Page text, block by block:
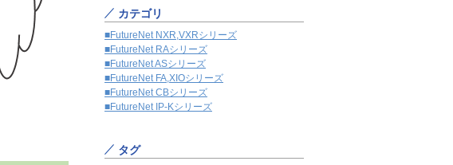
カテゴリ
■FutureNet NXR,VXRシリーズ
■FutureNet RAシリーズ
■FutureNet ASシリーズ
■FutureNet FA,XIOシリーズ
■FutureNet CBシリーズ
■FutureNet IP-Kシリーズ
タグ